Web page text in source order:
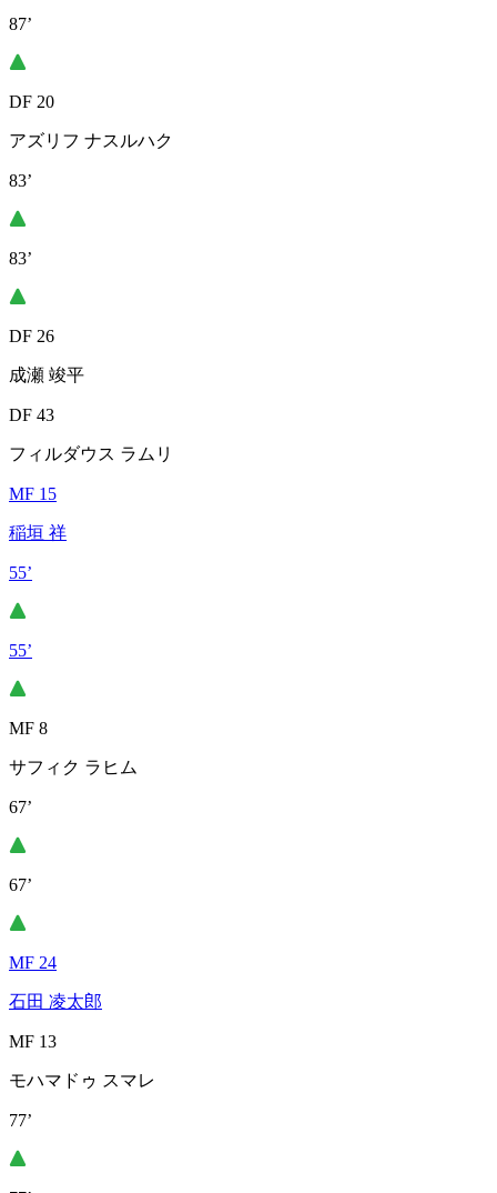
87’
DF 20
アズリフ ナスルハク
83’
83’
DF 26
成瀬 竣平
DF 43
フィルダウス ラムリ
MF 15
稲垣 祥
55’
55’
MF 8
サフィク ラヒム
67’
67’
MF 24
石田 凌太郎
MF 13
モハマドゥ スマレ
77’